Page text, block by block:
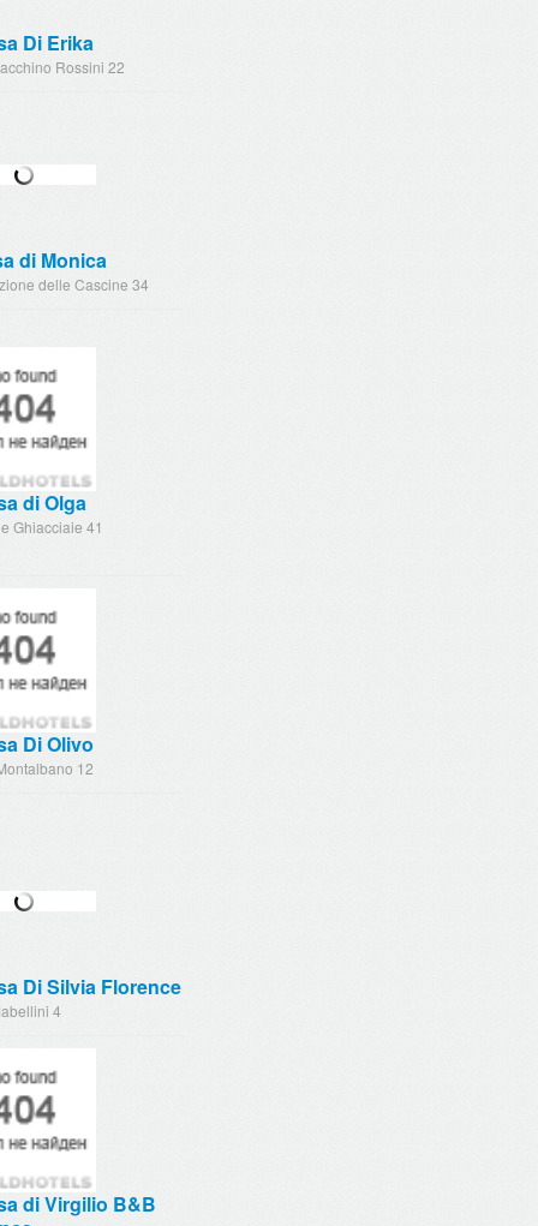
Di Erika
Rossini 22
di Monica
delle Cascine 34
di Olga
Ghiacciaie 41
Di Olivo
12
Di Silvia Florence
4
di Virgilio B&B